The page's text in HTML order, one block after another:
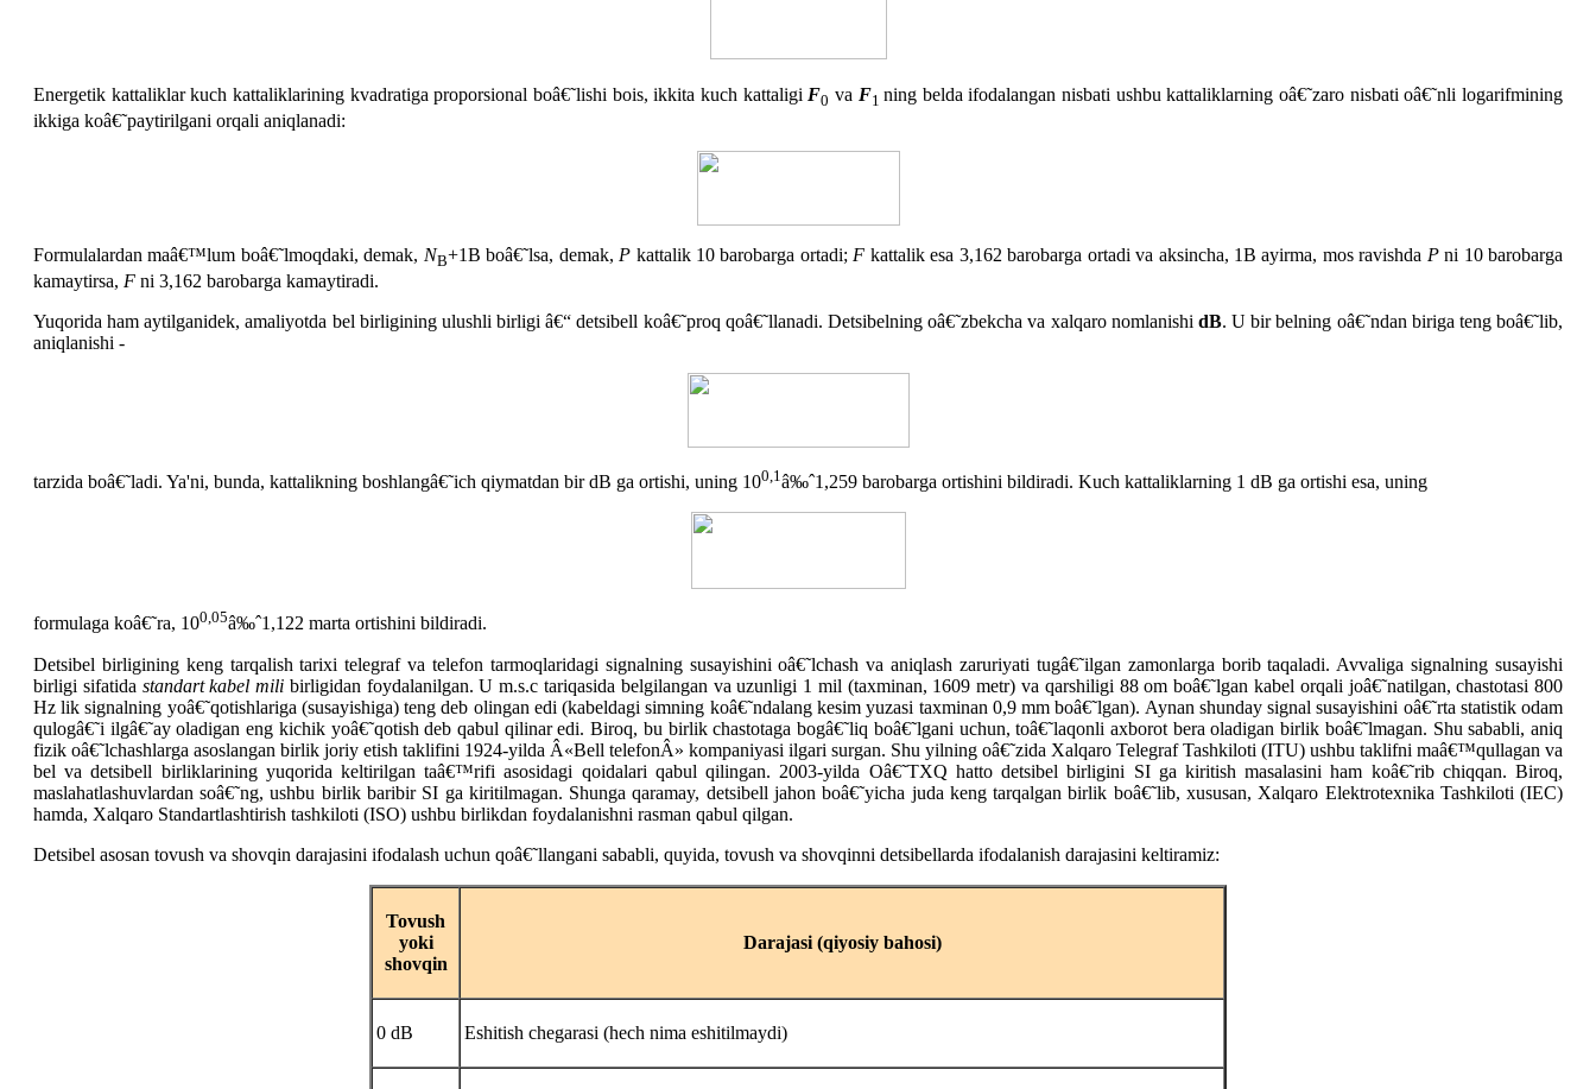
Energetik kattaliklar kuch kattaliklarining kvadratiga proporsional boâ€˜lishi bois, ikkita kuch kattaligi F0 va F1ning belda ifodalangan nisbati ushbu kattaliklarning oâ€˜zaro nisbati oâ€˜nli logarifmining
ikkiga koâ€˜paytirilgani orqali aniqlanadi:
Formulalardan maâ€™lum boâ€˜lmoqdaki, demak, NB+1B boâ€˜lsa, demak, P kattalik 10 barobarga ortadi; F kattalik esa 3,162 barobarga ortadi va aksincha, 1B ayirma, mos ravishda Pni 10 barobarga
kamaytirsa, Fni 3,162 barobarga kamaytiradi.
Yuqorida ham aytilganidek, amaliyotda bel birligining ulushli birligi â€“ detsibell koâ€˜proq qoâ€˜llanadi. Detsibelning oâ€˜zbekcha va xalqaro nomlanishi dB. U bir belning oâ€˜ndan biriga teng boâ€˜lib,
aniqlanishi -
tarzida boâ€˜ladi. Ya'ni, bunda, kattalikning boshlangâ€˜ich qiymatdan bir dB ga ortishi, uning 100,1â‰ˆ1,259 barobarga ortishini bildiradi. Kuch kattaliklarning 1 dB ga ortishi esa, uning
formulaga koâ€˜ra, 100,05â‰ˆ1,122 marta ortishini bildiradi.
Detsibel birligining keng tarqalish tarixi telegraf va telefon tarmoqlaridagi signalning susayishini oâ€˜lchash va aniqlash zaruriyati tugâ€˜ilgan zamonlarga borib taqaladi. Avvaliga signalning susayishi
birligi sifatida standart kabel mili birligidan foydalanilgan. U m.s.c tariqasida belgilangan va uzunligi 1 mil (taxminan, 1609 metr) va qarshiligi 88 om boâ€˜lgan kabel orqali joâ€˜natilgan, chastotasi 800
Hz lik signalning yoâ€˜qotishlariga (susayishiga) teng deb olingan edi (kabeldagi simning koâ€˜ndalang kesim yuzasi taxminan 0,9 mm boâ€˜lgan). Aynan shunday signal susayishini oâ€˜rta statistik odam
qulogâ€˜i ilgâ€˜ay oladigan eng kichik yoâ€˜qotish deb qabul qilinar edi. Biroq, bu birlik chastotaga bogâ€˜liq boâ€˜lgani uchun, toâ€˜laqonli axborot bera oladigan birlik boâ€˜lmagan. Shu sababli, aniq
fizik oâ€˜lchashlarga asoslangan birlik joriy etish taklifini 1924-yilda Â«Bell telefonÂ» kompaniyasi ilgari surgan. Shu yilning oâ€˜zida Xalqaro Telegraf Tashkiloti (ITU) ushbu taklifni maâ€™qullagan va
bel va detsibell birliklarining yuqorida keltirilgan taâ€™rifi asosidagi qoidalari qabul qilingan. 2003-yilda Oâ€˜TXQ hatto detsibel birligini SI ga kiritish masalasini ham koâ€˜rib chiqqan. Biroq,
maslahatlashuvlardan soâ€˜ng, ushbu birlik baribir SI ga kiritilmagan. Shunga qaramay, detsibell jahon boâ€˜yicha juda keng tarqalgan birlik boâ€˜lib, xususan, Xalqaro Elektrotexnika Tashkiloti (IEC)
hamda, Xalqaro Standartlashtirish tashkiloti (ISO) ushbu birlikdan foydalanishni rasman qabul qilgan.
Detsibel asosan tovush va shovqin darajasini ifodalash uchun qoâ€˜llangani sababli, quyida, tovush va shovqinni detsibellarda ifodalanish darajasini keltiramiz:
Tovush
yoki
shovqin
Darajasi (qiyosiy bahosi)
0 dB Eshitish chegarasi (hech nima eshitilmaydi)